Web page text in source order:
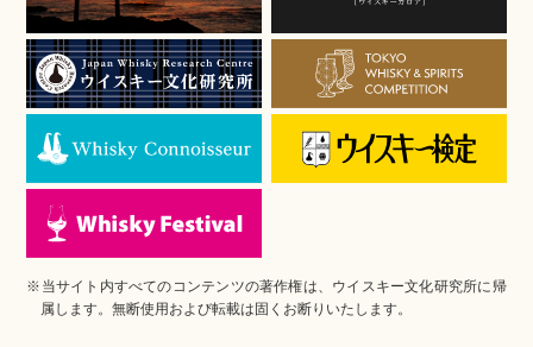
※当サイト内すべてのコンテンツの著作権は、ウイスキー文化研究所に帰
属します。無断使用および転載は固くお断りいたします。